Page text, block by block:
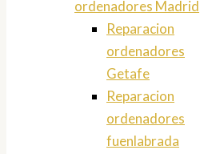
ordenadores Madrid
Reparacion
ordenadores
Getafe
Reparacion
ordenadores
fuenlabrada